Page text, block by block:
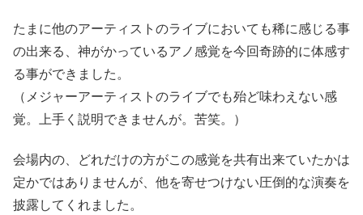
たまに他のアーティストのライブにおいても稀に感じる事
の出来る、神がかっているアノ感覚を今回奇跡的に体感す
る事ができました。
（メジャーアーティストのライブでも殆ど味わえない感
覚。上手く説明できませんが。苦笑。）
会場内の、どれだけの方がこの感覚を共有出来ていたかは
定かではありませんが、他を寄せつけない圧倒的な演奏を
披露してくれました。